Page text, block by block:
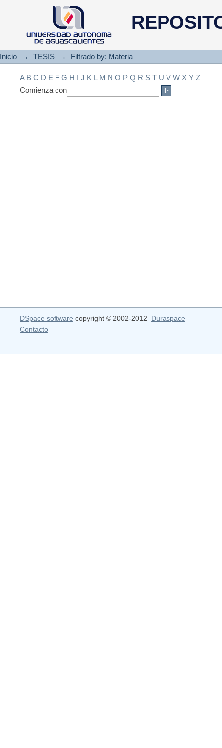
Filtrado by: Materia
Inicio → TESIS → Filtrado by: Materia
A B C D E F G H I J K L M N O P Q R S T U V W X Y Z
Comienza con
DSpace software copyright © 2002-2012 Duraspace
Contacto